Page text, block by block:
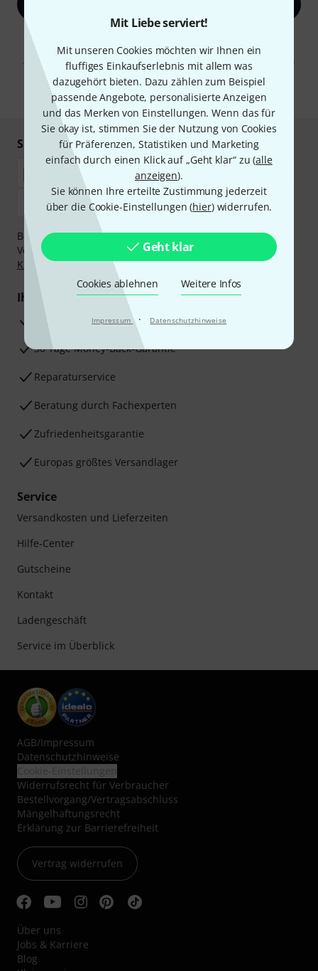
Mit Liebe serviert!
Mit unseren Cookies möchten wir Ihnen ein
fluffiges Einkaufserlebnis mit allem was
dazugehört bieten. Dazu zählen zum Beispiel
passende Angebote, personalisierte Anzeigen
und das Merken von Einstellungen. Wenn das für
Sie okay ist, stimmen Sie der Nutzung von Cookies
für Präferenzen, Statistiken und Marketing
einfach durch einen Klick auf „Geht klar“ zu (alle
anzeigen).
Sie können Ihre erteilte Zustimmung jederzeit
über die Cookie-Einstellungen (hier) widerrufen.
Geht klar
Cookies ablehnen Weitere Infos
Impressum · Datenschutzhinweise
Mit Klick auf „Jetzt anmelden“ stimmen Sie dem Erhalt von E-Mail-
Werbung und einer Messung des E-Mail-Nutzungsverhaltens zu. Die
Abmeldung ist jederzeit möglich. Weitere Informationen finden Sie in
unserenDatenschutzhinweisen.
* Pflichtfeld
Sicher einkaufen & bezahlen
Bezahlen Sie vertraulich und sicher per Nachnahme,
Vorkasse, PayPal, Amazon Pay,Klarna Sofort bezahlen
,
Klarna Ratenzahlungoder Kreditkarte.
Ihre Vorteile
3 Jahre Thomann Garantie
30 Tage Money-Back-Garantie
Reparaturservice
Beratung durch Fachexperten
Zufriedenheitsgarantie
Europas größtes Versandlager
Service
Versandkosten und Lieferzeiten
Hilfe-Center
Gutscheine
Kontakt
Ladengeschäft
Service im Überblick
AGB/Impressum
Datenschutzhinweise
Widerrufsrecht für Verbraucher
Bestellvorgang/Vertragsabschluss
Mängelhaftungsrecht
Erklärung zur Barrierefreiheit
Vertrag widerrufen
Über uns
Jobs & Karriere
Blog